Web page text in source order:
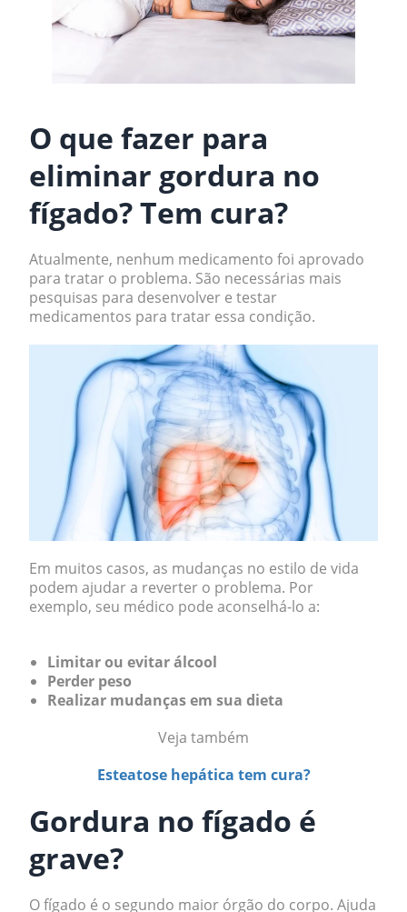
O que fazer para
eliminar gordura no
fígado? Tem cura?
Atualmente, nenhum medicamento foi aprovado
para tratar o problema. São necessárias mais
pesquisas para desenvolver e testar
medicamentos para tratar essa condição.
Em muitos casos, as mudanças no estilo de vida
podem ajudar a reverter o problema. Por
exemplo, seu médico pode aconselhá-lo a:
Limitar ou evitar álcool
Perder peso
Realizar mudanças em sua dieta
Veja também
Esteatose hepática tem cura?
Gordura no fígado é
grave?
O fígado é o segundo maior órgão do corpo. Ajuda